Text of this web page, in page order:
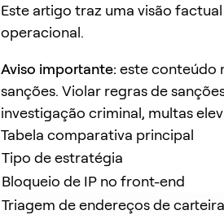
Este artigo traz uma visão
operacional.
Aviso importante: este conteúdo
sanções. Violar regras de
investigação criminal, multas
Tabela comparativa principal
Tipo de estratégia
Bloqueio de IP no front-end
Triagem de endereços de carteira